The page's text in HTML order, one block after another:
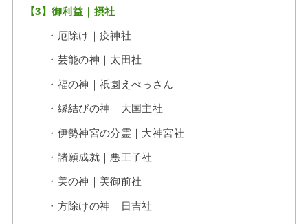
【3】御利益｜摂社
・厄除け｜疫神社
・芸能の神｜太田社
・福の神｜祇園えべっさん
・縁結びの神｜大国主社
・伊勢神宮の分霊｜大神宮社
・諸願成就｜悪王子社
・美の神｜美御前社
・方除けの神｜日吉社